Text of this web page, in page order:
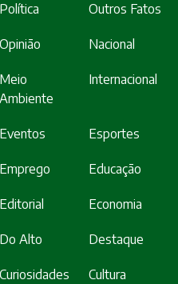
Política Outros Fatos
Opinião Nacional
Meio
Ambiente
Internacional
Eventos Esportes
Emprego Educação
Editorial Economia
Do Alto Destaque
Curiosidades Cultura